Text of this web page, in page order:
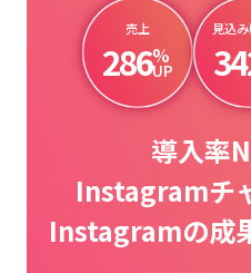
売上
286%
UP
見込
導入率
Instagramチ
Instagramの成